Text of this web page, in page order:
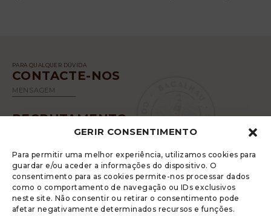
GERIR CONSENTIMENTO
Para permitir uma melhor experiência, utilizamos cookies para
guardar e/ou aceder a informações do dispositivo. O
consentimento para as cookies permite-nos processar dados
como o comportamento de navegação ou IDs exclusivos
neste site. Não consentir ou retirar o consentimento pode
afetar negativamente determinados recursos e funções.
PARA QUALQUER DÚVIDA
CONTACTE-NOS
MENSAGEM
RECRUTAMENTO